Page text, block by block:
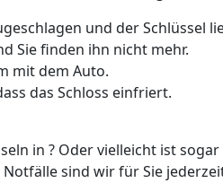
und der Schlüssel
Sie finden ihn nicht mehr.
mit dem Auto.
das Schloss einfriert.
in ? Oder vielleicht ist
sind wir für Sie